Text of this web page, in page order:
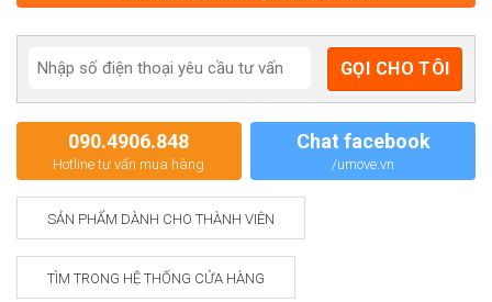
090.4906.848
Hotline tư vấn mua hàng
Chat facebook
/umove.vn
SẢN PHẨM DÀNH CHO THÀNH VIÊN
TÌM TRONG HỆ THỐNG CỬA HÀNG